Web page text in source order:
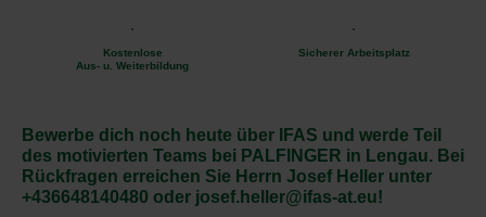
Kostenlose
Aus- u. Weiterbildung
Sicherer Arbeitsplatz
Bewerbe dich noch heute über IFAS und werde Teil
des motivierten Teams bei PALFINGER in Lengau. Bei
Rückfragen erreichen Sie Herrn Josef Heller unter
+436648140480 oder josef.heller@ifas-at.eu!